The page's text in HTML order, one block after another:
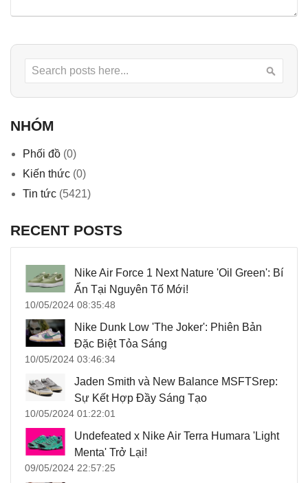
Search
NHÓM
Phối đồ (0)
Kiến thức (0)
Tin tức (5421)
RECENT POSTS
Nike Air Force 1 Next Nature 'Oil Green': Bí
Ẩn Tại Nguyên Tố Mới!
10/05/2024 08:35:48
Nike Dunk Low 'The Joker': Phiên Bản
Đặc Biệt Tỏa Sáng
10/05/2024 03:46:34
Jaden Smith và New Balance MSFTSrep:
Sự Kết Hợp Đầy Sáng Tạo
10/05/2024 01:22:01
Undefeated x Nike Air Terra Humara 'Light
Menta' Trở Lại!
09/05/2024 22:57:25